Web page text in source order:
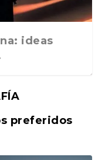
ideas
preferidos